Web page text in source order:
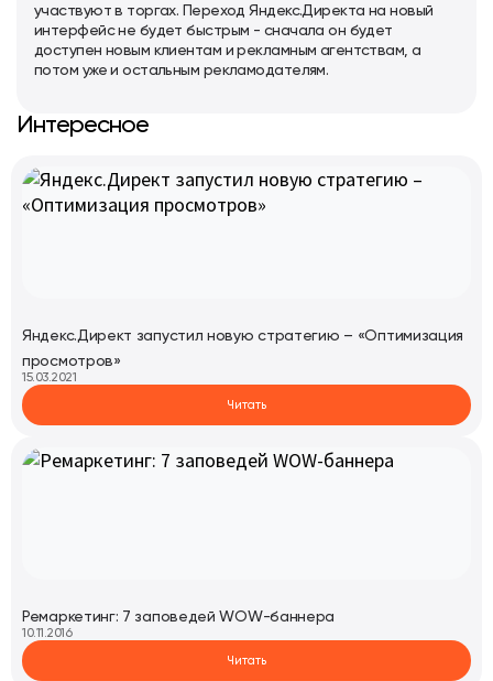
участвуют в торгах. Переход Яндекс.Директа на новый
интерфейс не будет быстрым - сначала он будет
доступен новым клиентам и рекламным агентствам, а
потом уже и остальным рекламодателям.
Интересное
Яндекс.Директ запустил новую стратегию – «Оптимизация
просмотров»
15.03.2021
Читать
Ремаркетинг: 7 заповедей WOW-баннера
10.11.2016
Читать